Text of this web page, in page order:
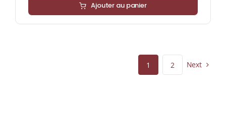
Ajouter au panier
1 2 Next